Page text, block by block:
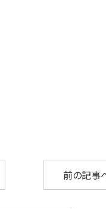
前の記事
採用情報